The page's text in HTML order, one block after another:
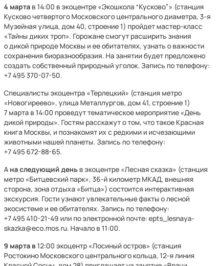
4 марта в 14:00 в экоцентре «Экошкола “Кусково”» (станция
Кусково четвертого Московского центрального диаметра, 3-я
Музейная улица, дом 40, строение 1) пройдет мастер-класс
«Тайны диких троп». Горожане смогут расширить знания
о дикой природе Москвы и ее обитателях, узнать о важности
сохранения биоразнообразия. На занятии будет предложено
создать собственный природный уголок. Запись по телефону:
+7 495 370⁠-07⁠-50.
Специалисты экоцентра «Терлецкий» (станция метро
«Новогиреево», улица Металлургов, дом 41, строение 1)
7 марта в 14:00 проведут тематическое мероприятие «День
дикой природы». Гостям расскажут о том, что такое Красная
книга Москвы, и познакомят их с редкими и исчезающими
животными нашей планеты. Запись по телефону:
+7 495 672⁠-88⁠-65.
А на следующий день в экоцентре «Лесная сказка» (станция
метро «Битцевский парк», 36-й километр МКАД, внешняя
сторона, зона отдыха «Битца») состоится интерактивная
экскурсия. Гости узнают увлекательные факты о лесной
экосистеме и ее обитателях. Запись по телефону:
+7 495 410⁠-21⁠-49 или по электронной почте: epts_lesnaya-
skazka@eco.mos.ru. Начало в 11:00.
9 марта в12:00 экоцентр «Лосиный остров» (станция
Ростокино Московского центрального кольца, 12-я линия